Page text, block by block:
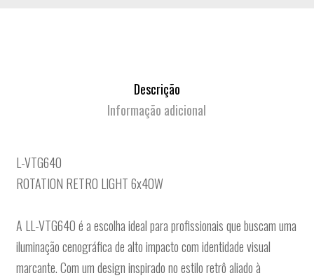
Descrição
Informação adicional
L-VTG640
ROTATION RETRO LIGHT 6x40W
A LL-VTG640 é a escolha ideal para profissionais que buscam uma
iluminação cenográfica de alto impacto com identidade visual
marcante. Com um design inspirado no estilo retrô aliado à